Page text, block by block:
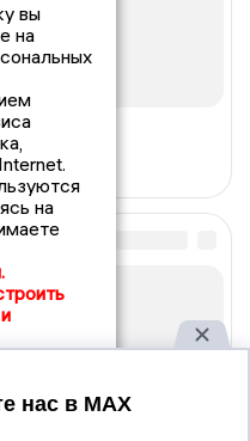
вы
на
на